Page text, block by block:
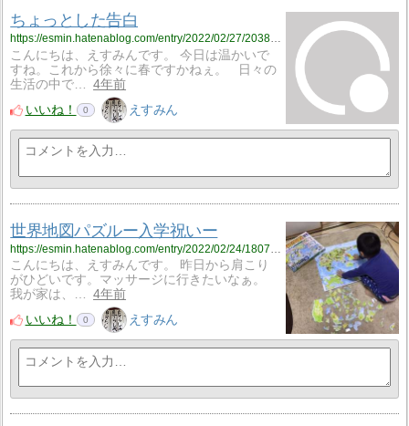
ちょっとした告白
https://esmin.hatenablog.com/entry/2022/02/27/203851
こんにちは、えすみんです。 今日は温かいで
すね。これから徐々に春ですかねぇ。 日々の
生活の中で…
4年前
いいね！
0 えすみん
世界地図パズルー入学祝いー
こんにちは、えすみんです。 昨日から肩こり
がひどいです。マッサージに行きたいなぁ。
我が家は、…
4年前
いいね！
0 えすみん